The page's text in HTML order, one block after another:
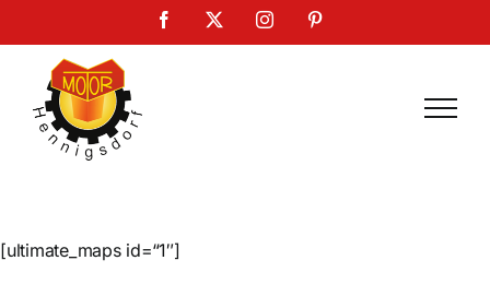
Inhalt
springen
Facebook InstagramPinterest
[ultimate_maps id=“1″]